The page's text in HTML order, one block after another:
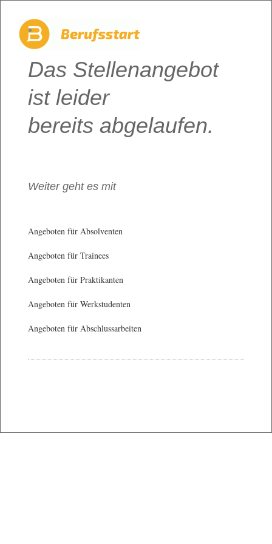
Das Stellenangebot
ist leider
bereits abgelaufen.
Weiter geht es mit
Angeboten für Absolventen
Angeboten für Trainees
Angeboten für Praktikanten
Angeboten für Werkstudenten
Angeboten für Abschlussarbeiten